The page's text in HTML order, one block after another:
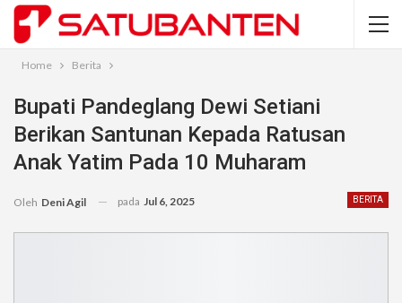
Home Berita
Bupati Pandeglang Dewi Setiani
Berikan Santunan Kepada Ratusan
Anak Yatim Pada 10 Muharam
BERITA
Oleh Deni Agil pada Jul 6, 2025